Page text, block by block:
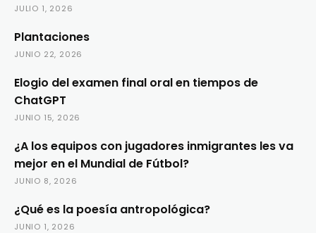
JULIO 1, 2026
Plantaciones
JUNIO 22, 2026
Elogio del examen final oral en tiempos de
ChatGPT
JUNIO 15, 2026
¿A los equipos con jugadores inmigrantes les va
mejor en el Mundial de Fútbol?
JUNIO 8, 2026
¿Qué es la poesía antropológica?
JUNIO 1, 2026